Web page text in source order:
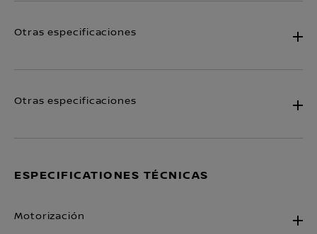
Otras especificaciones
Otras especificaciones
ESPECIFICATIONES TÉCNICAS
Motorización